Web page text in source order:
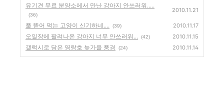
유기견 무료 분양소에서 만난 강아지 안쓰러워.....
(36)
2010.11.21
풀 뜯어 먹는 고양이 신기하네.... (39) 2010.11.17
오일장에 팔려나온 강아지 너무 안쓰러워... (42) 2010.11.15
갤럭시로 담은 영랑호 늦가을 풍경 (24) 2010.11.14